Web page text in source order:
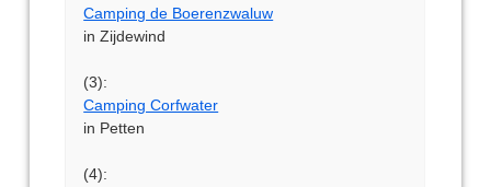
Camping de Boerenzwaluw
in Zijdewind
(3):
Camping Corfwater
in Petten
(4):